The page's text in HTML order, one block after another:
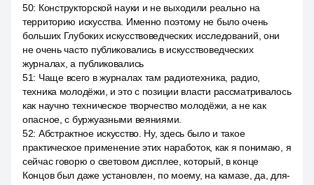
50: Конструкторской науки и не выходили реально на
территорию искусства. Именно поэтому не было очень
больших Глубоких искусствоведческих исследований, они
не очень часто публиковались в искусствоведческих
журналах, а публиковались
51: Чаще всего в журналах там радиотехника, радио,
техника молодёжи, и это с позиции власти рассматривалось
как научно техническое творчество молодёжи, а не как
опасное, с буржуазными веяниями.
52: Абстрактное искусство. Ну, здесь было и такое
практическое применение этих наработок, как я понимаю, я
сейчас говорю о световом дисплее, который, в конце
Концов был даже установлен, по моему, на камазе, да, для-